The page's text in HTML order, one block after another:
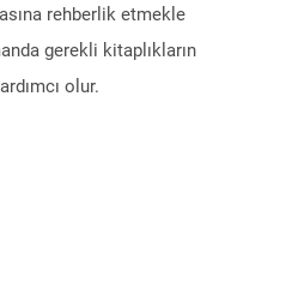
rehberlik etmekle
gerekli kitaplıkların
olur.